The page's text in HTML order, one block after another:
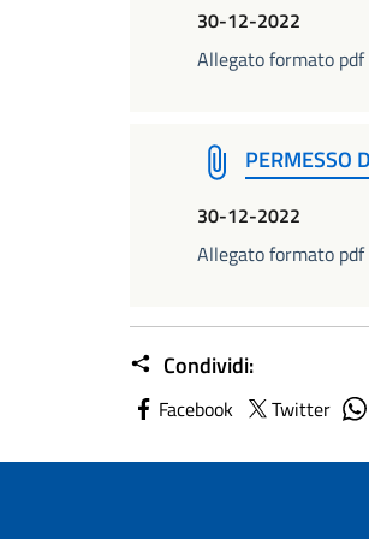
30-12-2022
Allegato formato pdf
PERMESSO
30-12-2022
Allegato formato pdf
Condividi:
Facebook Twitter